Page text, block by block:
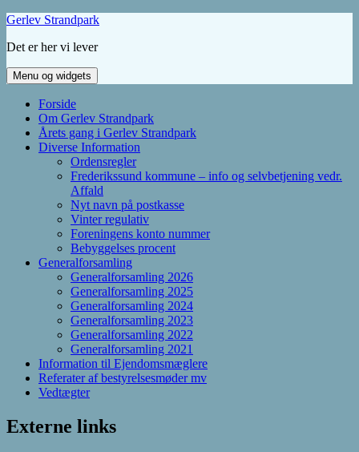
Hop
indhold
Gerlev Strandpark
Det er her vi lever
Menu og widgets
Forside
Om Gerlev Strandpark
Årets gang i Gerlev Strandpark
Diverse Information
Ordensregler
Frederikssund kommune – info og selvbetjening vedr.
Affald
Nyt navn på postkasse
Vinter regulativ
Foreningens konto nummer
Bebyggelses procent
Generalforsamling
Generalforsamling 2026
Generalforsamling 2025
Generalforsamling 2024
Generalforsamling 2023
Generalforsamling 2022
Generalforsamling 2021
Information til Ejendomsmæglere
Referater af bestyrelsesmøder mv
Vedtægter
Externe links